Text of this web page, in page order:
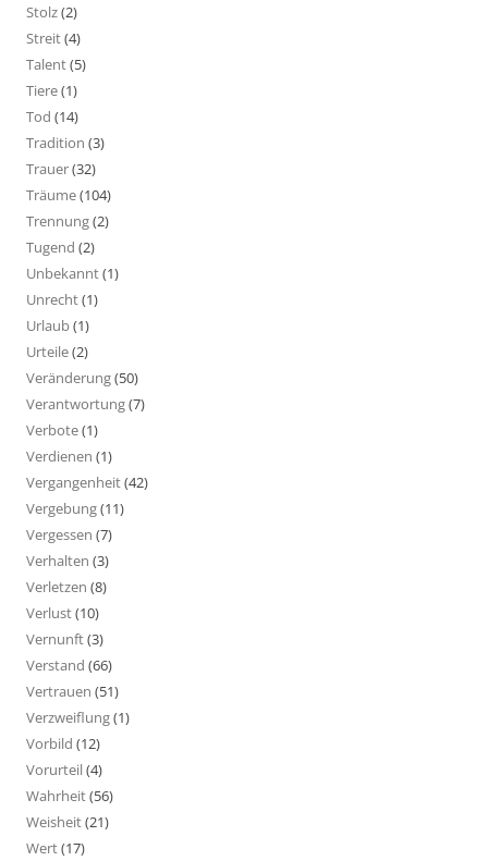
Stolz(2)
Streit(4)
Talent(5)
Tiere(1)
Tod (14)
Tradition (3)
Trauer(32)
Träume(104)
Trennung(2)
Tugend (2)
Unbekannt(1)
Unrecht(1)
Urlaub(1)
Urteile(2)
Veränderung(50)
Verantwortung(7)
Verbote(1)
Verdienen (1)
Vergangenheit(42)
Vergebung(11)
Vergessen (7)
Verhalten (3)
Verletzen (8)
Verlust(10)
Vernunft(3)
Verstand (66)
Vertrauen (51)
Verzweiflung(1)
Vorbild (12)
Vorurteil(4)
Wahrheit(56)
Weisheit(21)
Wert(17)